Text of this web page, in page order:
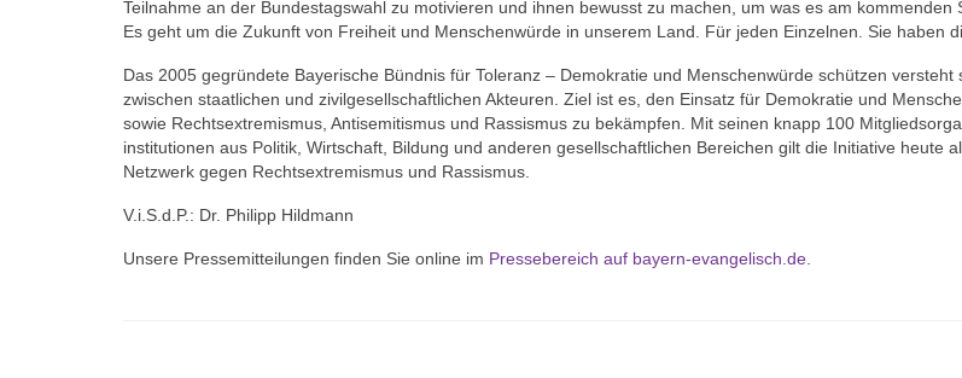
Teilnahme an der Bundestagswahl zu motivieren und ihnen bewusst zu machen, um was es am kommenden
Es geht um die Zukunft von Freiheit und Menschenwürde in unserem Land. Für jeden Einzelnen. Sie haben
Das 2005 gegründete Bayerische Bündnis für Toleranz – Demokratie und Menschenwürde schützen versteht
zwischen staatlichen und zivilgesellschaftlichen Akteuren. Ziel ist es, den Einsatz für Demokratie und
sowie Rechtsextremismus, Antisemitismus und Rassismus zu bekämpfen. Mit seinen knapp 100
institutionen aus Politik, Wirtschaft, Bildung und anderen gesellschaftlichen Bereichen gilt die Initiative heute
Netzwerk gegen Rechtsextremismus und Rassismus.
V.i.S.d.P.: Dr. Philipp Hildmann
Unsere Pressemitteilungen finden Sie online im Pressebereich auf bayern-evangelisch.de.